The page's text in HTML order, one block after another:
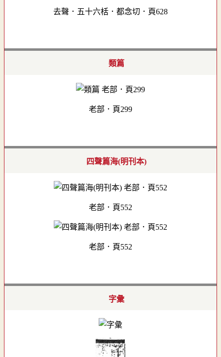
去聲．五十六栝．都念切．頁628
類篇
老部．頁299
四聲篇海(明刊本)
老部．頁552
老部．頁552
字彙